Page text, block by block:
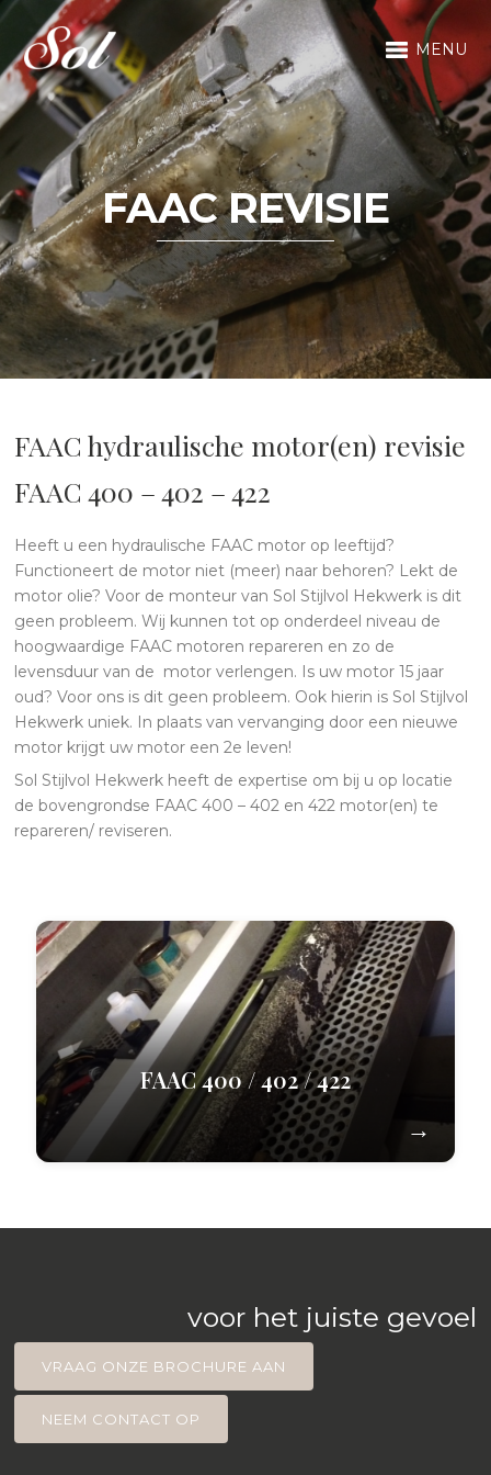
MENU
FAAC REVISIE
FAAC hydraulische motor(en) revisie
FAAC 400 – 402 – 422
Heeft u een hydraulische FAAC motor op leeftijd?
Functioneert de motor niet (meer) naar behoren? Lekt de
motor olie? Voor de monteur van Sol Stijlvol Hekwerk is dit
geen probleem. Wij kunnen tot op onderdeel niveau de
hoogwaardige FAAC motoren repareren en zo de
levensduur van de motor verlengen. Is uw motor 15 jaar
oud? Voor ons is dit geen probleem. Ook hierin is Sol Stijlvol
Hekwerk uniek. In plaats van vervanging door een nieuwe
motor krijgt uw motor een 2e leven!
Sol Stijlvol Hekwerk heeft de expertise om bij u op locatie
de bovengrondse FAAC 400 – 402 en 422 motor(en) te
repareren/ reviseren.
FAAC 400 / 402 / 422
voor het juiste gevoel
VRAAG ONZE BROCHURE AAN
NEEM CONTACT OP